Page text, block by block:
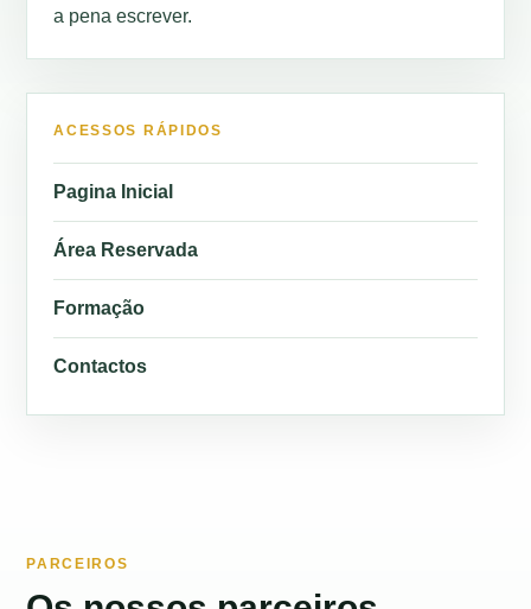
a pena escrever.
ACESSOS RÁPIDOS
Pagina Inicial
Área Reservada
Formação
Contactos
PARCEIROS